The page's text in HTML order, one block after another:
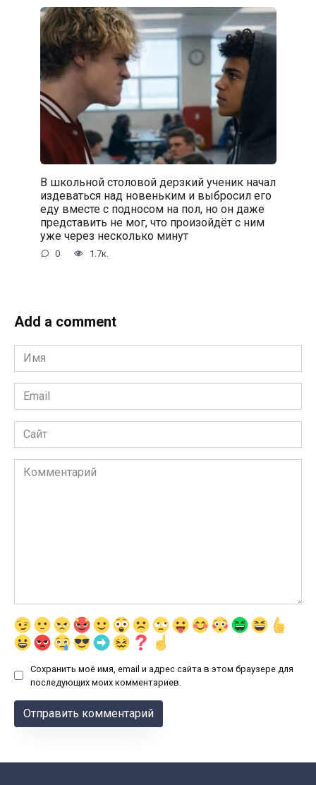
В школьной столовой дерзкий ученик начал
издеваться над новеньким и выбросил его
еду вместе с подносом на пол, но он даже
представить не мог, что произойдёт с ним
уже через несколько минут
0 1.7к.
Add a comment
Имя
*
Email
*
Сайт
Комментарий
Сохранить моё имя, email и адрес сайта в этом браузере для
последующих моих комментариев.